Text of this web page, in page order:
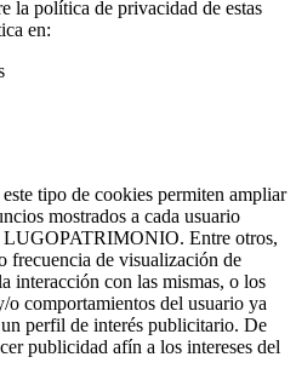
la política de privacidad de estas
en:
este tipo de cookies permiten ampliar
mostrados a cada usuario
LUGOPATRIMONIO. Entre otros,
frecuencia de visualización de
interacción con las mismas, o los
o comportamientos del usuario ya
perfil de interés publicitario. De
publicidad afín a los intereses del